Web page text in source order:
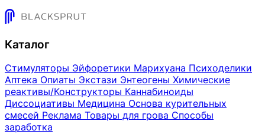
Каталог
Стимуляторы Эйфоретики Марихуана Психоделики
Аптека Опиаты Экстази Энтеогены Химические
реактивы/Конструкторы Каннабиноиды
Диссоциативы Медицина Основа курительных
смесей Реклама Товары для грова Способы
заработка